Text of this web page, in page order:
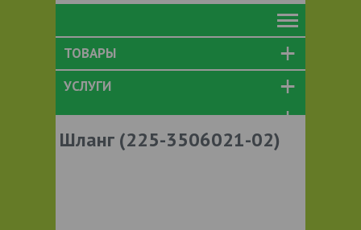
ТОВАРЫ
УСЛУГИ
Шланг (225-3506021-02)